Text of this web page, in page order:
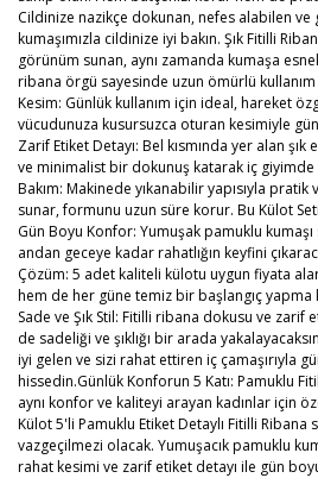
Cildinize nazikçe dokunan, nefes alabilen ve
kumaşımızla cildinize iyi bakın. Şık Fitilli
görünüm sunan, aynı zamanda kumaşa
ribana örgü sayesinde uzun ömürlü
Kesim: Günlük kullanım için ideal, hareket
vücudunuza kusursuzca oturan kesimiyle
Zarif Etiket Detayı: Bel kısmında yer alan
ve minimalist bir dokunuş katarak iç giyimde
Bakım: Makinede yıkanabilir yapısıyla
sunar, formunu uzun süre korur. Bu Külot
Gün Boyu Konfor: Yumuşak pamuklu kumaşı
andan geceye kadar rahatlığın keyfini
Çözüm: 5 adet kaliteli külotu uygun fiyata
hem de her güne temiz bir başlangıç yapma
Sade ve Şık Stil: Fitilli ribana dokusu ve zarif
de sadeliği ve şıklığı bir arada
iyi gelen ve sizi rahat ettiren iç çamaşırıyla
hissedin.Günlük Konforun 5 Katı: Pamuklu
aynı konfor ve kaliteyi arayan kadınlar için
Külot 5'li Pamuklu Etiket Detaylı Fitilli
vazgeçilmezi olacak. Yumuşacık pamuklu
rahat kesimi ve zarif etiket detayı ile gün